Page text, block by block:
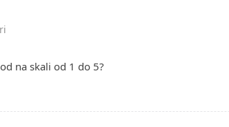
na skali od 1 do 5?